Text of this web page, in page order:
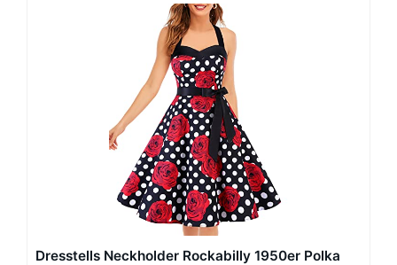
Dresstells Neckholder Rockabilly 1950er Polka